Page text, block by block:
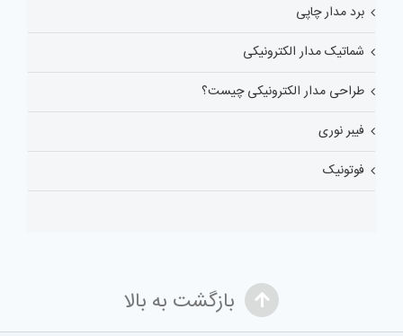
برد مدار چاپی
شماتیک مدار الکترونیکی
طراحی مدار الکترونیکی چیست؟
فیبر نوری
فوتونیک
بازگشت به بالا